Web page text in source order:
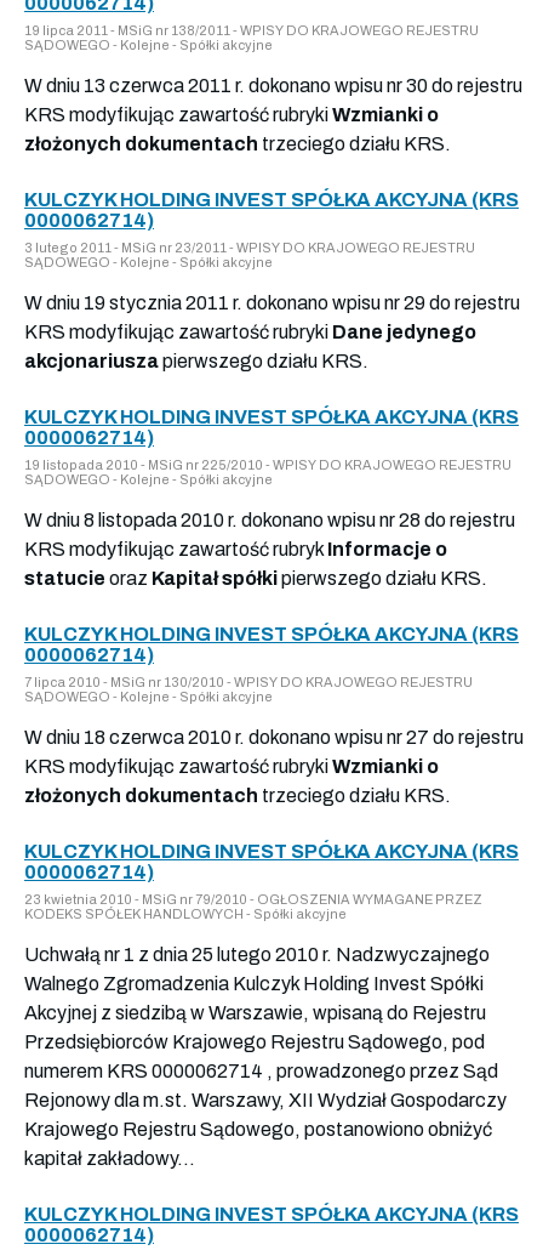
19 lipca 2011 - MSiG nr 138/2011 - WPISY DO KRAJOWEGO REJESTRU
SĄDOWEGO - Kolejne - Spółki akcyjne
W dniu 13 czerwca 2011 r. dokonano wpisu nr 30 do rejestru
KRS modyfikując zawartość rubrykiWzmianki o
złożonych dokumentach trzeciego działu KRS.
KULCZYK HOLDING INVEST SPÓŁKA AKCYJNA (KRS
0000062714)
3 lutego 2011 - MSiG nr 23/2011 - WPISY DO KRAJOWEGO REJESTRU
SĄDOWEGO - Kolejne - Spółki akcyjne
W dniu 19 stycznia 2011 r. dokonano wpisu nr 29 do rejestru
KRS modyfikując zawartość rubryki Dane jedynego
akcjonariuszapierwszego działu KRS.
KULCZYK HOLDING INVEST SPÓŁKA AKCYJNA (KRS
0000062714)
19 listopada 2010 - MSiG nr 225/2010 - WPISY DO KRAJOWEGO REJESTRU
SĄDOWEGO - Kolejne - Spółki akcyjne
W dniu 8 listopada 2010 r. dokonano wpisu nr 28 do rejestru
KRS modyfikując zawartość rubryk Informacje o
statucie oraz Kapitał spółkipierwszego działu KRS.
KULCZYK HOLDING INVEST SPÓŁKA AKCYJNA (KRS
0000062714)
7 lipca 2010 - MSiG nr 130/2010 - WPISY DO KRAJOWEGO REJESTRU
SĄDOWEGO - Kolejne - Spółki akcyjne
W dniu 18 czerwca 2010 r. dokonano wpisu nr 27 do rejestru
KRS modyfikując zawartość rubrykiWzmianki o
złożonych dokumentach trzeciego działu KRS.
KULCZYK HOLDING INVEST SPÓŁKA AKCYJNA (KRS
0000062714)
23 kwietnia 2010 - MSiG nr 79/2010 - OGŁOSZENIA WYMAGANE PRZEZ
KODEKS SPÓŁEK HANDLOWYCH - Spółki akcyjne
Uchwałą nr 1 z dnia 25 lutego 2010 r. Nadzwyczajnego
Walnego Zgromadzenia Kulczyk Holding Invest Spółki
Akcyjnej z siedzibą w Warszawie, wpisaną do Rejestru
Przedsiębiorców Krajowego Rejestru Sądowego, pod
numerem KRS 0000062714 , prowadzonego przez Sąd
Rejonowy dla m.st. Warszawy, XII Wydział Gospodarczy
Krajowego Rejestru Sądowego, postanowiono obniżyć
kapitał zakładowy...
KULCZYK HOLDING INVEST SPÓŁKA AKCYJNA (KRS
0000062714)